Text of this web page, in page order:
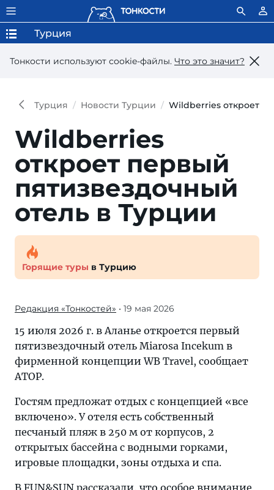
Тонкости используют сookie-файлы. Что это значит?
Турция
Турция Новости Турции Wildberries откроет
Wildberries
откроет пер­вый
пяти­звез­доч­ный
отель в Турции
Горящие туры в Турцию
Редакция «Тонкостей» • 19 мая 2026
15 июля 2026 г. в Аланье откроется первый
пятизвездочный отель Miarosa Incekum в
фирменной концепции WB Travel, сообщает
АТОР.
Гостям предложат отдых с концепцией «все
включено». У отеля есть собственный
песчаный пляж в 250 м от корпусов, 2
открытых бассейна с водными горками,
игровые площадки, зоны отдыха и спа.
В FUN&SUN рассказали, что особое внимание